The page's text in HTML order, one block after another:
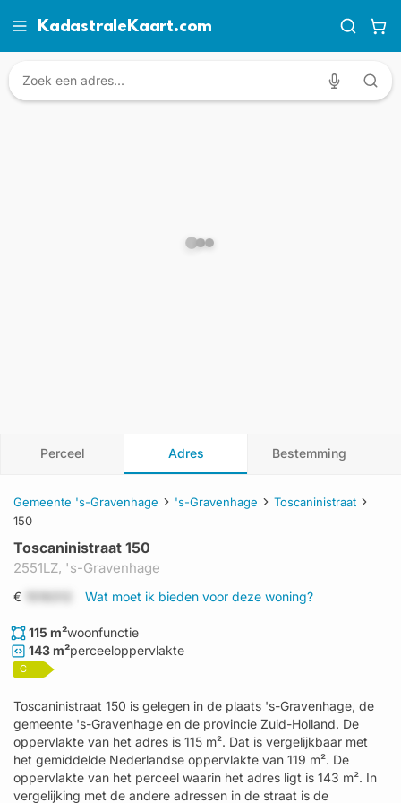
KadastraleKaart.com
Perceel Adres Bestemming
Gemeente 's-Gravenhage 's-Gravenhage
Toscaninistraat
150
Toscaninistraat 150
2551LZ, 's-Gravenhage
€ Wat moet ik bieden voor deze woning?
115 m²woonfunctie
143 m²perceeloppervlakte
C
Toscaninistraat 150 is gelegen in de plaats 's-Gravenhage, de
gemeente 's-Gravenhage en de provincie Zuid-Holland. De
oppervlakte van het adres is 115 m². Dat is vergelijkbaar met
het gemiddelde Nederlandse oppervlakte van 119 m². De
oppervlakte van het perceel waarin het adres ligt is 143 m². In
vergelijking met de andere adressen in de straat is de